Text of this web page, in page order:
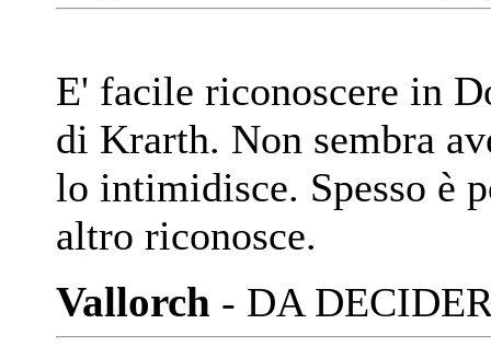
E' facile riconoscere in
di Krarth. Non sembra
lo intimidisce. Spesso è
altro riconosce.
Vallorch - DA